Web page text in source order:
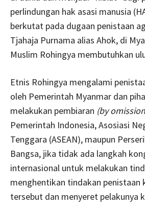
perlindungan hak asasi manusia
berkutat pada dugaan penistaan
Tjahaja Purnama alias Ahok, di
Muslim Rohingya membutuhkan
Etnis Rohingya mengalami
oleh Pemerintah Myanmar dan
melakukan pembiaran (by
Pemerintah Indonesia, Asosiasi
Tenggara (ASEAN), maupun
Bangsa, jika tidak ada langkah
internasional untuk melakukan
menghentikan tindakan penistaan
tersebut dan menyeret pelakunya